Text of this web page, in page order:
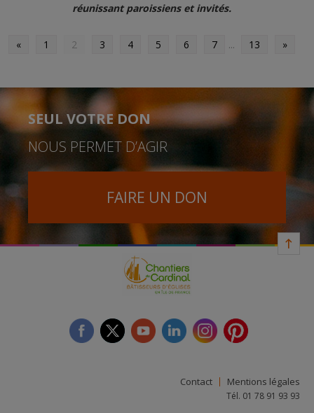
réunissant paroissiens et invités.
« 1 2 3 4 5 6 7 ... 13 »
SEUL VOTRE DON
NOUS PERMET D’AGIR
FAIRE UN DON
facebooktwitter youtube linkedin instagram
Contact Mentions légales
Tél. 01 78 91 93 93